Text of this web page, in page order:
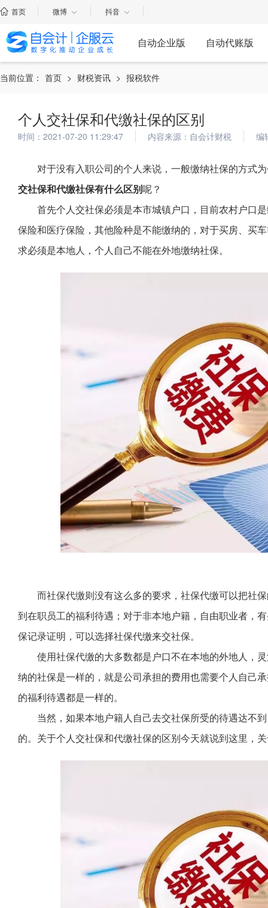
首页 微博 抖音
自动企业版 自动代账版
当前位置： 首页 > 财税资讯 > 报税软件
个人交社保和代缴社保的区别
时间：2021-07-20 11:29:47 内容来源：自会计财税 编
对于没有入职公司的个人来说，一般缴纳社保的方式
交社保和代缴社保有什么区别呢？
首先个人交社保必须是本市城镇户口，目前农村户口
保险和医疗保险，其他险种是不能缴纳的，对于买房、买
求必须是本地人，个人自己不能在外地缴纳社保。
而社保代缴则没有这么多的要求，社保代缴可以把社
到在职员工的福利待遇；对于非本地户籍，自由职业者，
保记录证明，可以选择社保代缴来交社保。
使用社保代缴的大多数都是户口不在本地的外地人，
纳的社保是一样的，就是公司承担的费用也需要个人自己
的福利待遇都是一样的。
当然，如果本地户籍人自己去交社保所受的待遇达不
的。关于个人交社保和代缴社保的区别今天就说到这里，